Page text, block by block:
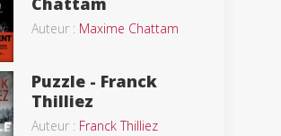
Auteur : Maxime Chattam
Puzzle - Franck
Thilliez
Auteur : Franck Thilliez